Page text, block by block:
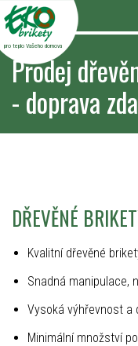
pro teplo Vašeho domova
Prodej
- doprava
DŘEVĚNÉ
Kvalitní dřevěné
Snadná manipulace,
Vysoká výhřevnost a
Minimální množství